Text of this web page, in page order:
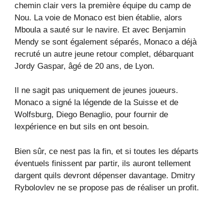
chemin clair vers la première équipe du camp de
Nou. La voie de Monaco est bien établie, alors
Mboula a sauté sur le navire. Et avec Benjamin
Mendy se sont également séparés, Monaco a déjà
recruté un autre jeune retour complet, débarquant
Jordy Gaspar, âgé de 20 ans, de Lyon.
Il ne sagit pas uniquement de jeunes joueurs.
Monaco a signé la légende de la Suisse et de
Wolfsburg, Diego Benaglio, pour fournir de
lexpérience en but sils en ont besoin.
Bien sûr, ce nest pas la fin, et si toutes les départs
éventuels finissent par partir, ils auront tellement
dargent quils devront dépenser davantage. Dmitry
Rybolovlev ne se propose pas de réaliser un profit.